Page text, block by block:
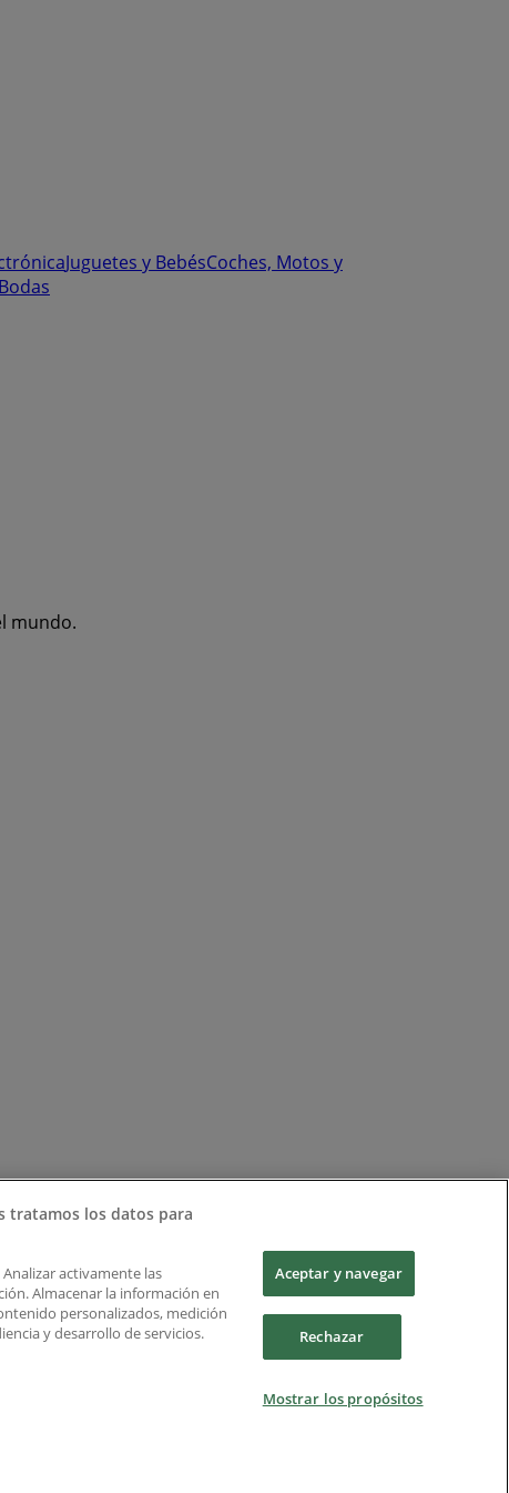
Juguetes y BebésCoches, Motos y
Bodas
mundo.
tratamos los datos para
activamente las
Almacenar la información en
personalizados, medición
y desarrollo de servicios.
Aceptar y navegar
Rechazar
Mostrar los propósitos